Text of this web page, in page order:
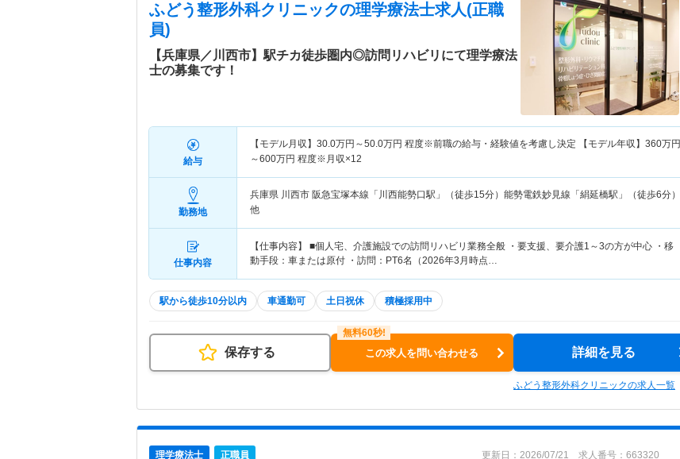
ふどう整形外科クリニックの理学療法士求人(正職
員)
【兵庫県／川西市】駅チカ徒歩圏内◎訪問リハビリにて理学療法
士の募集です！
給与
【モデル月収】 30.0万円～50.0万円 程度※前職の給与・経験値を考慮し決定 【モデル年収】 360万円
～600万円 程度※月収×12
勤務地
兵庫県 川西市 阪急宝塚本線「川西能勢口駅」（徒歩15分）能勢電鉄妙見線「絹延橋駅」（徒歩6分）
他
仕事内容
【仕事内容】 ■個人宅、介護施設での訪問リハビリ業務全般 ・要支援、要介護1～3の方が中心 ・移
動手段：車または原付 ・訪問：PT6名（2026年3月時点…
駅から徒歩10分以内 車通勤可 土日祝休 積極採用中
保存する この求人を問い合わせる 詳細を見る
ふどう整形外科クリニックの求人一覧
理学療法士 正職員 更新日：2026/07/21 求人番号：663320